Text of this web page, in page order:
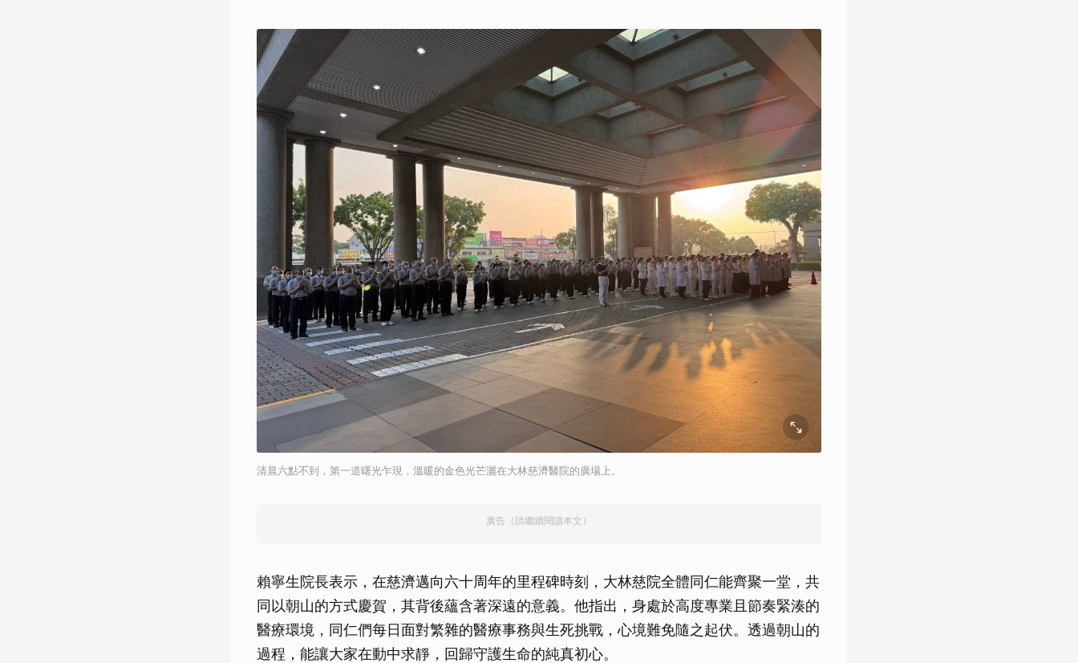
清晨六點不到，第一道曙光乍現，溫暖的金色光芒灑在大林慈濟醫院的廣場上。
廣告（請繼續閱讀本文）
賴寧生院長表示，在慈濟邁向六十周年的里程碑時刻，大林慈院全體同仁能齊聚一堂，共
同以朝山的方式慶賀，其背後蘊含著深遠的意義。他指出，身處於高度專業且節奏緊湊的
醫療環境，同仁們每日面對繁雜的醫療事務與生死挑戰，心境難免隨之起伏。透過朝山的
過程，能讓大家在動中求靜，回歸守護生命的純真初心。